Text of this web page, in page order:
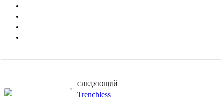
СЛЕДУЮЩИЙ
Trenchless